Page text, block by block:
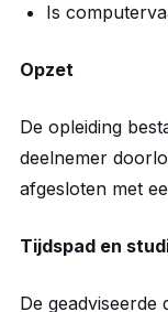
Is
Opzet
De opleiding
deelnemer
afgesloten met
Tijdspad en
De geadviseerde